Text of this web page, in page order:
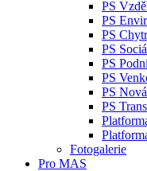
PS
PS
PS
PS
PS
PS
PS
PS
Fotogalerie
Pro MAS